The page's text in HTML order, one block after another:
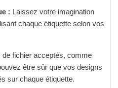
: Laissez votre imagination
chaque étiquette selon vos
fichier acceptés, comme
être sûr que vos designs
sur chaque étiquette.